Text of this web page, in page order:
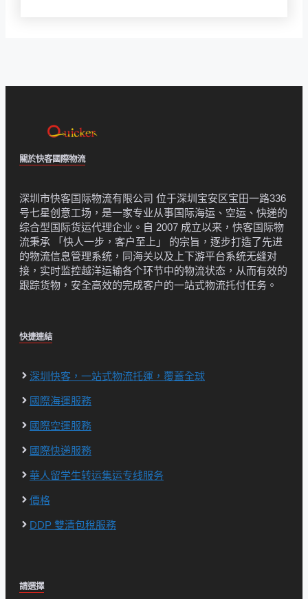
關於快客國際物流
深圳市快客国际物流有限公司 位于深圳宝安区宝田一路336
号七星创意工场，是一家专业从事国际海运、空运、快递的
综合型国际货运代理企业。自 2007 成立以来，快客国际物
流秉承 「快人一步，客户至上」 的宗旨，逐步打造了先进
的物流信息管理系统，同海关以及上下游平台系统无缝对
接，实时监控越洋运输各个环节中的物流状态，从而有效的
跟踪货物，安全高效的完成客户的一站式物流托付任务。
快捷連結
深圳快客，一站式物流托運，覆蓋全球
國際海運服務
國際空運服務
國際快递服務
華人留学生转运集运专线服务
價格
DDP 雙清包稅服務
請選擇